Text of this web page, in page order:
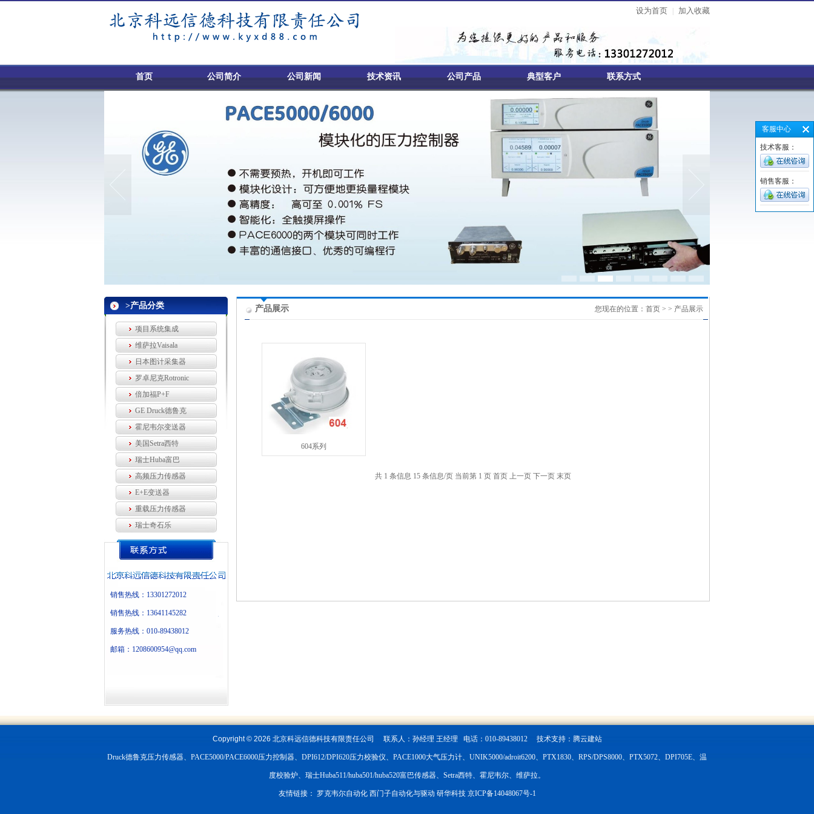
设为首页 加入收藏
首页 公司简介 公司新闻 技术资讯 公司产品 典型客户 联系方式
>产品分类
项目系统集成
维萨拉Vaisala
日本图计采集器
罗卓尼克Rotronic
倍加福P+F
GE Druck德鲁克
霍尼韦尔变送器
美国Setra西特
瑞士Huba富巴
高频压力传感器
E+E变送器
重载压力传感器
瑞士奇石乐
销售热线：13301272012
销售热线：13641145282
服务热线：010-89438012
邮箱：1208600954@qq.com
产品展示 您现在的位置： 首页 > > 产品展示
604系列
共 1 条信息 15 条信息/页 当前第 1 页 首页 上一页 下一页 末页
Copyright © 2026 北京科远信德科技有限责任公司 联系人：孙经理 王经理 电话：010-89438012 技术支持： 腾云建站
Druck德鲁克压力传感器、PACE5000/PACE6000压力控制器、DPI612/DPI620压力校验仪、PACE1000大气压力计、UNIK5000/adroit6200、PTX1830、RPS/DPS8000、PTX5072、DPI705E、温
度校验炉、瑞士Huba511/huba501/huba520富巴传感器、Setra西特、霍尼韦尔、维萨拉。
友情链接： 罗克韦尔自动化 西门子自动化与驱动 研华科技 京ICP备14048067号-1
客服中心
技术客服：
销售客服：